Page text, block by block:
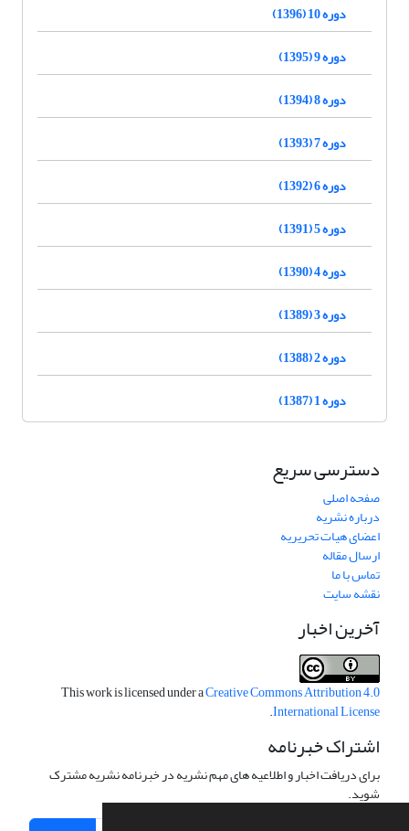
دوره 10 (1396)
دوره 9 (1395)
دوره 8 (1394)
دوره 7 (1393)
دوره 6 (1392)
دوره 5 (1391)
دوره 4 (1390)
دوره 3 (1389)
دوره 2 (1388)
دوره 1 (1387)
دسترسی سریع
صفحه اصلی
درباره نشریه
اعضای هیات تحریریه
ارسال مقاله
تماس با ما
نقشه سایت
آخرین اخبار
This work is licensed under aCreative Commons Attribution 4.0
International License
.
اشتراک خبرنامه
برای دریافت اخبار و اطلاعیه های مهم نشریه در خبرنامه نشریه مشترک
شوید.